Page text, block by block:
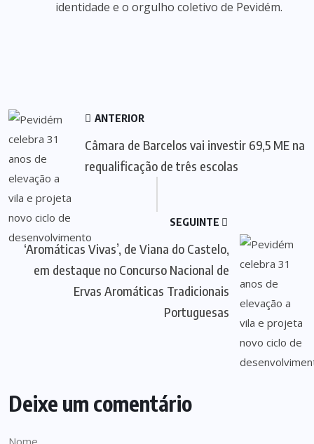
identidade e o orgulho coletivo de Pevidém.
ANTERIOR
Câmara de Barcelos vai investir 69,5 ME na
requalificação de três escolas
SEGUINTE
‘Aromáticas Vivas’, de Viana do Castelo,
em destaque no Concurso Nacional de
Ervas Aromáticas Tradicionais
Portuguesas
Deixe um comentário